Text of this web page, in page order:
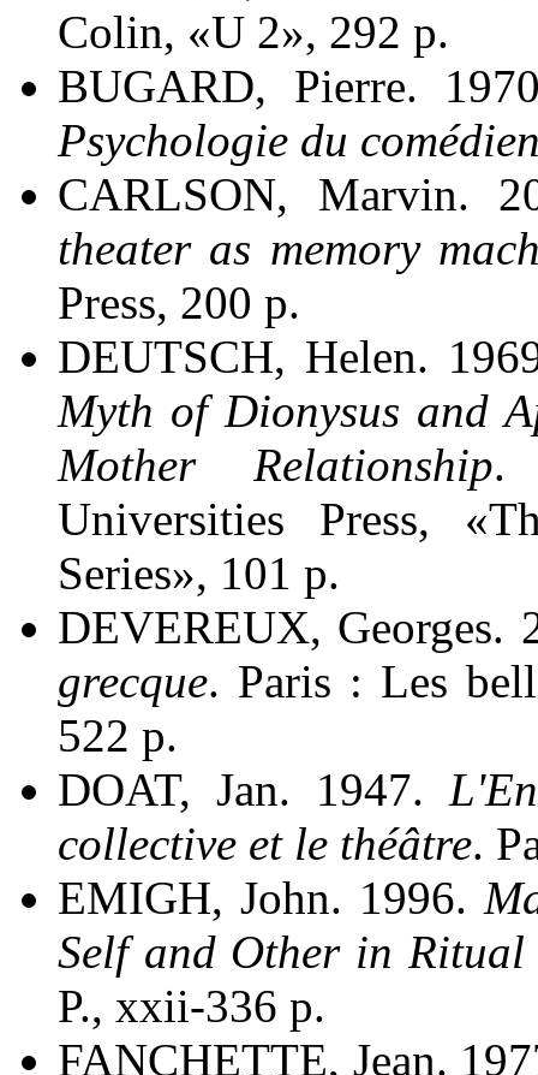
Colin, «U 2», 292 p.
BUGARD, Pierre.
Psychologie du
CARLSON, Marvin.
theater as memory
Press, 200 p.
DEUTSCH, Helen.
Myth of Dionysus and
Mother Relationship.
Universities Press,
Series», 101 p.
DEVEREUX, Georges.
grecque. Paris : Les
522 p.
DOAT, Jan. 1947.
collective et le théâtre.
EMIGH, John. 1996.
Self and Other in Ritual
P., xxii-336 p.
FANCHETTE, Jean.